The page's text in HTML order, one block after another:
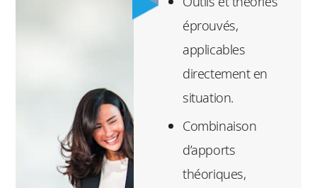
éprouvés,
applicables
directement en
situation.
Combinaison
d’apports
théoriques,